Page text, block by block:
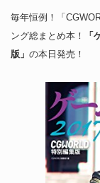
毎年恒例！「
ング総まとめ本！
「
版」 の本日発売！